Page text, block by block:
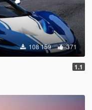
108 159 371
1.1